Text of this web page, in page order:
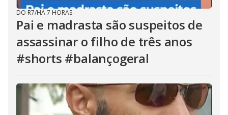
DO R7/HÁ 7 HORAS
Pai e madrasta são suspeitos de
assassinar o filho de três anos
#shorts #balançogeral